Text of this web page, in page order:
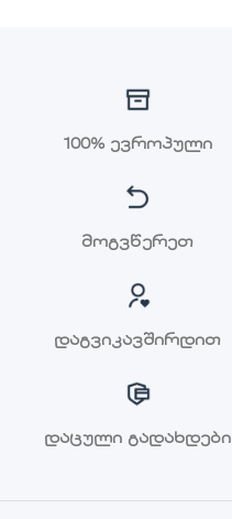
100% ევროპული
მოგვწერეთ
დაგვიკავშირდით
დაცული გადახდები